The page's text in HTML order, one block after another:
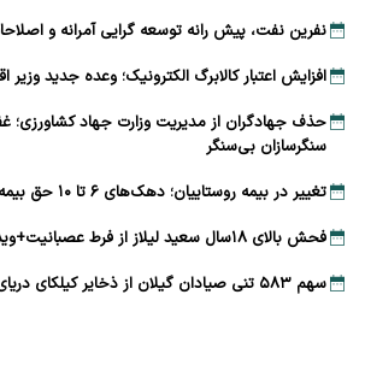
نفرین نفت، پیش رانه توسعه ‌گرایی آمرانه و
افزایش اعتبار کالابرگ الکترونیک؛ وعده جدید وزیر
حذف جهادگران از مدیریت وزارت جهاد کشاورزی؛
سنگرسازان بی‌سنگر
تغییر در بیمه روستاییان؛ دهک‌های ۶ تا ۱۰ حق بیمه می‌پردازند
فحش بالای ۱۸سال سعید لیلاز از فرط عصبانیت+ویدئو
سهم ۵۸۳ تنی صیادان گیلان از ذخایر کیلکای دریای خزر